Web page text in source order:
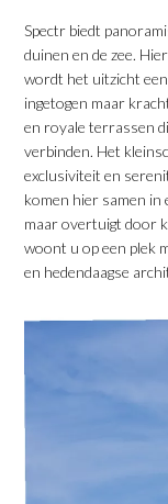
​Spectr biedt
duinen en de zee.
wordt het uitzicht
ingetogen maar
en royale terrassen
verbinden. Het
exclusiviteit en
komen hier samen in
maar overtuigt door
woont u op een plek
en hedendaagse